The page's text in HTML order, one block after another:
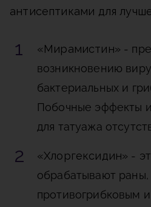
антисептиками для
«Мирамистин» -
возникновению
бактериальных и
Побочные эффекты
для татуажа
«Хлоргексидин» -
обрабатывают раны,
противогрибковым